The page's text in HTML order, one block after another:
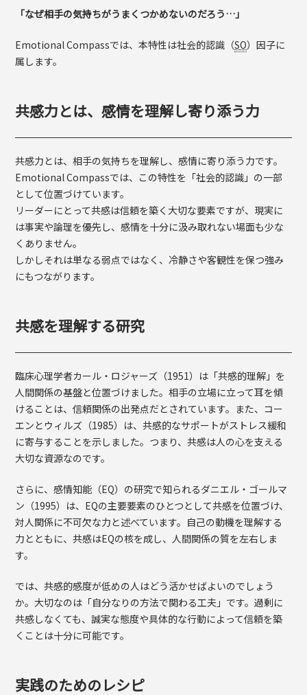
「なぜ相手の気持ちがうまくつかめないのだろう…」
Emotional Compassでは、本特性は社会的認識（SO）因子に
属します。
共感力とは、感情を理解し寄り添う力
共感力とは、相手の気持ちを理解し、感情に寄り添う力です。
Emotional Compassでは、この特性を「社会的認識」の一部
として位置づけています。
リーダーにとって共感は信頼を築く大切な要素ですが、現実に
は事実や論理を優先し、感情を十分に汲み取れない場面も少な
くありません。
しかしそれは単なる弱点ではなく、冷静さや客観性を保つ強み
にもつながります。
共感を理解する研究
臨床心理学者カール・ロジャーズ（1951）は「共感的理解」を
人間関係の基盤と位置づけました。相手の立場に立って耳を傾
けることは、信頼関係の出発点だとされています。また、コー
エンとウィルズ（1985）は、共感的なサポートがストレス緩和
に寄与することを示しました。つまり、共感は人の心を支える
大切な資源なのです。
さらに、感情知能（EQ）の研究で知られるダニエル・ゴールマ
ン（1995）は、EQの主要要素のひとつとして共感を位置づけ、
対人関係に不可欠な力と述べています。自己の動機を理解する
力とともに、共感はEQの核を成し、人間関係の質を左右しま
す。
では、共感的感度が低めの人はどう活かせばよいのでしょう
か。大切なのは「自分なりの方法で関わる工夫」です。過剰に
共感しなくても、誠実な態度や具体的な行動によって信頼を築
くことは十分に可能です。
実践のためのレシピ